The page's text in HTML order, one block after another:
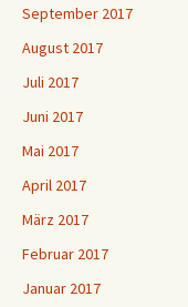
September 2017
August 2017
Juli 2017
Juni 2017
Mai 2017
April 2017
März 2017
Februar 2017
Januar 2017